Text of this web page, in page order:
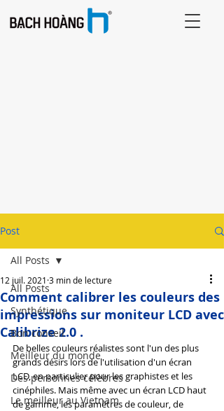
Post
All Posts
Synthétique
Bon conseil
Meilleur du monde
Des personnes célèbres
Le meilleur au Vietnam
All Posts
Comment calibrer les couleurs des
impressions sur moniteur LCD avec
Calibrize 2.0 .
12 juil. 2021 3 min de lecture
De belles couleurs réalistes sont l'un des plus
grands désirs lors de l'utilisation d'un écran
LCD, en particulier pour les graphistes et les
cinéphiles. Mais même avec un écran LCD haut
de gamme, les paramètres de couleur, de